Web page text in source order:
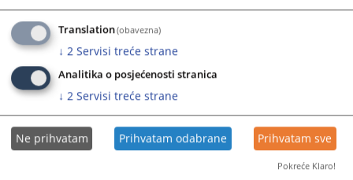
Translation(obavezna)
↓ 2 Servisi treće strane
Analitika o posjećenosti stranica
↓ 2 Servisi treće strane
Ne prihvatam Prihvatam odabrane Prihvatam sve
Pokreće Klaro!